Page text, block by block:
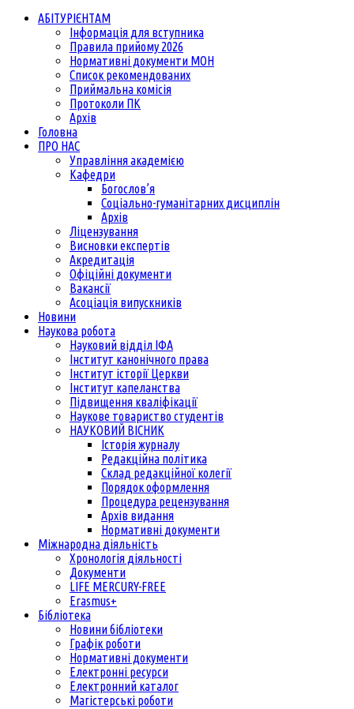
АБІТУРІЄНТАМ
Інформація для вступника
Правила прийому 2026
Нормативні документи МОН
Список рекомендованих
Приймальна комісія
Протоколи ПК
Архів
Головна
ПРО НАС
Управління академією
Кафедри
Богослов’я
Соціально-гуманітарних дисциплін
Архів
Ліцензування
Висновки експертів
Акредитація
Офіційні документи
Вакансії
Асоціація випускників
Новини
Наукова робота
Науковий відділ ІФА
Інститут канонічного права
Інститут історії Церкви
Інститут капеланства
Підвищення кваліфікації
Наукове товариство студентів
НАУКОВИЙ ВІСНИК
Історія журналу
Редакційна політика
Склад редакційної колегії
Порядок оформлення
Процедура рецензування
Архів видання
Нормативні документи
Міжнародна діяльність
Хронологія діяльності
Документи
LIFE MERCURY-FREE
Erasmus+
Бібліотека
Новини бібліотеки
Графік роботи
Нормативні документи
Електронні ресурси
Електронний каталог
Магістерські роботи